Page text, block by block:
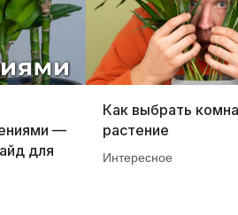
—
для
Как выбрать
растение
Интересное